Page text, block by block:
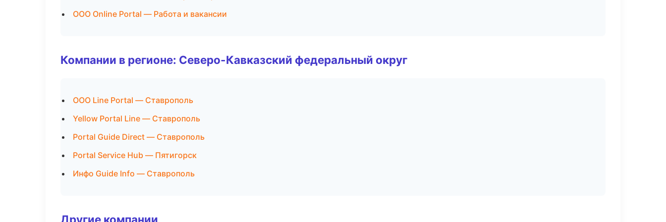
ООО Online Portal — Работа и вакансии
Компании в регионе: Северо-Кавказский федеральный округ
ООО Line Portal — Ставрополь
Yellow Portal Line — Ставрополь
Portal Guide Direct — Ставрополь
Portal Service Hub — Пятигорск
Инфо Guide Info — Ставрополь
Другие компании